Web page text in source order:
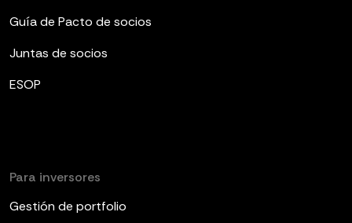
Guía de Pacto de socios
Juntas de socios
ESOP
Para inversores
Gestión de portfolio